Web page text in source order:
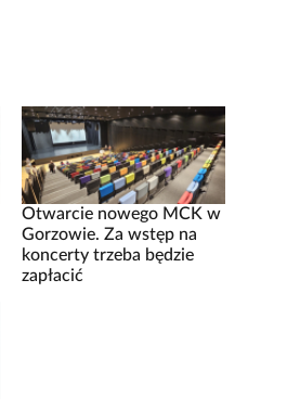
Otwarcie nowego MCK w
Gorzowie. Za wstęp na
koncerty trzeba będzie
zapłacić